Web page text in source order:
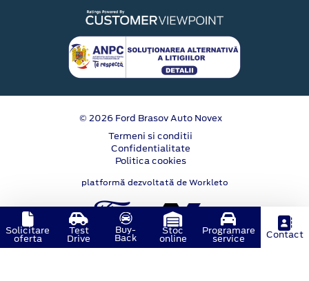
© 2026 Ford Brasov Auto Novex
Termeni si conditii
Confidentialitate
Politica cookies
platformă dezvoltată de Workleto
Solicitare
oferta
Test
Drive
Buy-
Back
Stoc
online
Programare
service Contact